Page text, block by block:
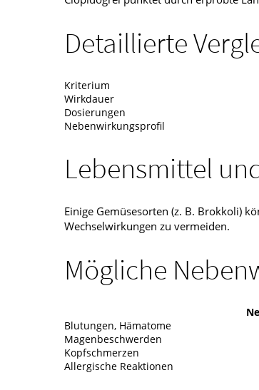
Detaillierte
Kriterium
Wirkdauer
Dosierungen
Nebenwirkungsprofil
Lebensmittel
Einige Gemüsesorten (z. B. Brokkoli)
Wechselwirkungen zu vermeiden.
Mögliche
Blutungen, Hämatome
Magenbeschwerden
Kopfschmerzen
Allergische Reaktionen